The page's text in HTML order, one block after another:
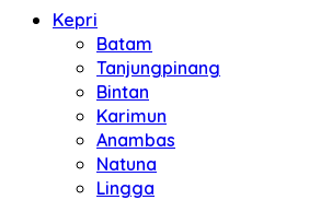
Kepri
Batam
Tanjungpinang
Bintan
Karimun
Anambas
Natuna
Lingga